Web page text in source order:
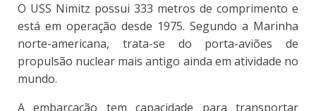
O USS Nimitz possui 333 metros de comprimento e
está em operação desde 1975. Segundo a Marinha
norte-americana, trata-se do porta-aviões de
propulsão nuclear mais antigo ainda em atividade no
mundo.
A embarcação tem capacidade para transportar